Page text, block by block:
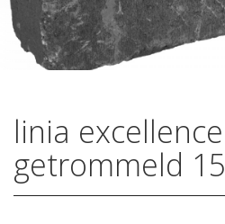
linia
getrommeld